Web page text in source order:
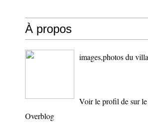
À propos
images,photos du
Voir le profil desur
Overblog